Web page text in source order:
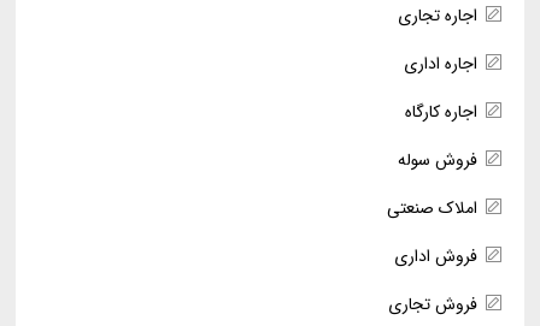
اجاره تجاری
اجاره اداری
اجاره کارگاه
فروش سوله
املاک صنعتی
فروش اداری
فروش تجاری